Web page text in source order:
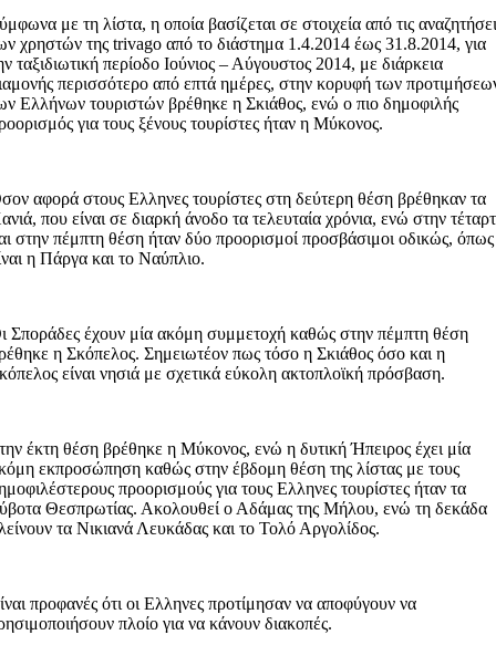
με τη λίστα, η οποία βασίζεται σε στοιχεία από τις
χρηστών της trivago από το διάστημα 1.4.2014 έως 31.8.2014, για
ταξιδιωτική περίοδο Ιούνιος – Αύγουστος 2014, με διάρκεια
περισσότερο από επτά ημέρες, στην κορυφή των
Ελλήνων τουριστών βρέθηκε η Σκιάθος, ενώ ο πιο δημοφιλής
για τους ξένους τουρίστες ήταν η Μύκονος.
αφορά στους Ελληνες τουρίστες στη δεύτερη θέση βρέθηκαν τα
που είναι σε διαρκή άνοδο τα τελευταία χρόνια, ενώ στην
στην πέμπτη θέση ήταν δύο προορισμοί προσβάσιμοι οδικώς, όπως
η Πάργα και το Ναύπλιο.
Σποράδες έχουν μία ακόμη συμμετοχή καθώς στην πέμπτη θέση
η Σκόπελος. Σημειωτέον πως τόσο η Σκιάθος όσο και η
είναι νησιά με σχετικά εύκολη ακτοπλοϊκή πρόσβαση.
έκτη θέση βρέθηκε η Μύκονος, ενώ η δυτική Ήπειρος έχει μία
εκπροσώπηση καθώς στην έβδομη θέση της λίστας με τους
προορισμούς για τους Ελληνες τουρίστες ήταν τα
Θεσπρωτίας. Ακολουθεί ο Αδάμας της Μήλου, ενώ τη δεκάδα
τα Νικιανά Λευκάδας και το Τολό Αργολίδος.
προφανές ότι οι Ελληνες προτίμησαν να αποφύγουν να
πλοίο για να κάνουν διακοπές.